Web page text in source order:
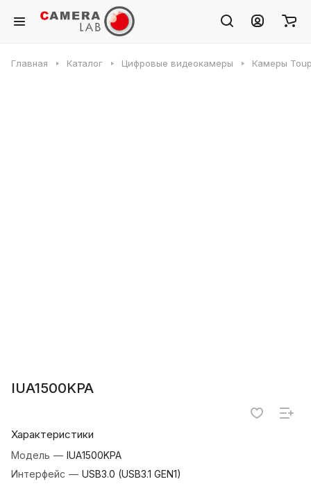
Главная Каталог Цифровые видеокамеры Камеры
IUA1500KPA
Характеристики
Модель — IUA1500KPA
Интерфейс — USB3.0 (USB3.1 GEN1)